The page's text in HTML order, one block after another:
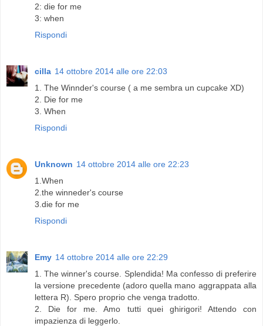
2: die for me
3: when
Rispondi
cilla 14 ottobre 2014 alle ore 22:03
1. The Winnder's course ( a me sembra un cupcake XD)
2. Die for me
3. When
Rispondi
Unknown 14 ottobre 2014 alle ore 22:23
1.When
2.the winneder's course
3.die for me
Rispondi
Emy 14 ottobre 2014 alle ore 22:29
1. The winner's course. Splendida! Ma confesso di preferire
la versione precedente (adoro quella mano aggrappata alla
lettera R). Spero proprio che venga tradotto.
2. Die for me. Amo tutti quei ghirigori! Attendo con
impazienza di leggerlo.